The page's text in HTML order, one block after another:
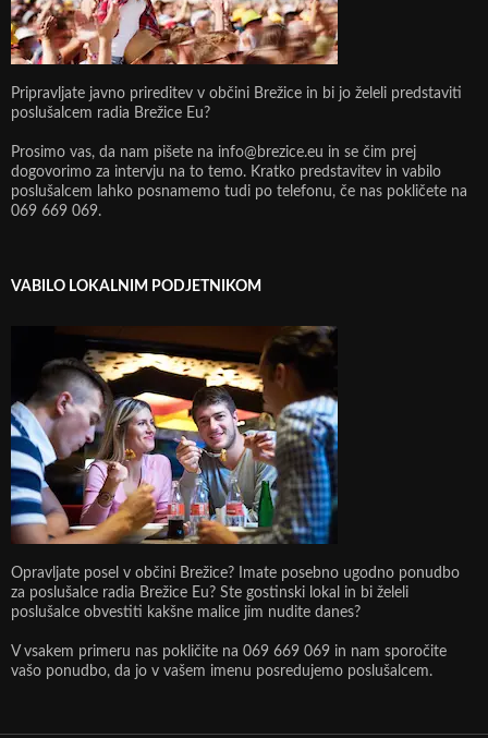
Pripravljate javno prireditev v občini Brežice in bi jo želeli predstaviti
poslušalcem radia Brežice Eu?
Prosimo vas, da nam pišete na info@brezice.eu in se čim prej
dogovorimo za intervju na to temo. Kratko predstavitev in vabilo
poslušalcem lahko posnamemo tudi po telefonu, če nas pokličete na
069 669 069.
VABILO LOKALNIM PODJETNIKOM
Opravljate posel v občini Brežice? Imate posebno ugodno ponudbo
za poslušalce radia Brežice Eu? Ste gostinski lokal in bi želeli
poslušalce obvestiti kakšne malice jim nudite danes?
V vsakem primeru nas pokličite na 069 669 069 in nam sporočite
vašo ponudbo, da jo v vašem imenu posredujemo poslušalcem.